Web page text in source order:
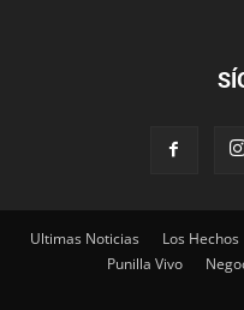
Ultimas Noticias Los Hechos
Punilla Vivo